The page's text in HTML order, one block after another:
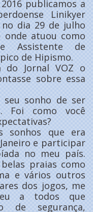
publicamos a
Linikyer
dia 29 de julho
onde atuou como
Assistente de
de Hipismo.
Jornal VOZ o
sobre essa
seu sonho de ser
Foi como você
sonhos que era
e participar
no meu país.
praias como
e vários outros
dos jogos, me
a todos que
de segurança,